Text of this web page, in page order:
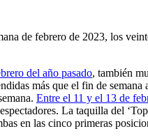
de febrero de 2023, los
del año pasado, también
más que el fin de
Entre el 11 y el 13 de
La taquilla del
en las cinco primeras